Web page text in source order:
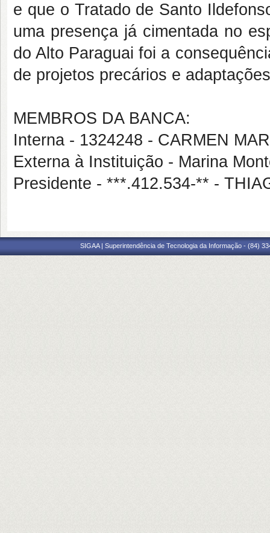
e que o Tratado de Santo
uma presença já cimentada no
do Alto Paraguai foi a
de projetos precários e
MEMBROS DA BANCA:
Interna - 1324248 - CARMEN
Externa à Instituição - Marina
Presidente - ***.412.534-** -
SIGAA | Superintendência de Tecnologia da Informação - (84)